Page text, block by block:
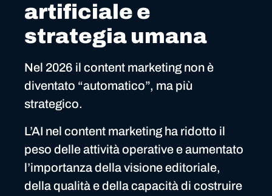
artificiale e
strategia umana
Nel 2026 il content marketing non è
diventato “automatico”, ma più
strategico.
L’AI nel content marketing ha ridotto il
peso delle attività operative e aumentato
l’importanza della visione editoriale,
della qualità e della capacità di costruire